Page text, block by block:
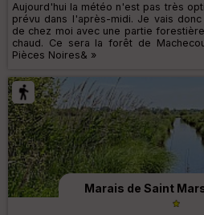
Aujourd'hui la météo n'est pas très
prévu dans l'après-midi. Je vais
de chez moi avec une partie
chaud. Ce sera la forêt de
Pièces Noires& »
Marais de Saint